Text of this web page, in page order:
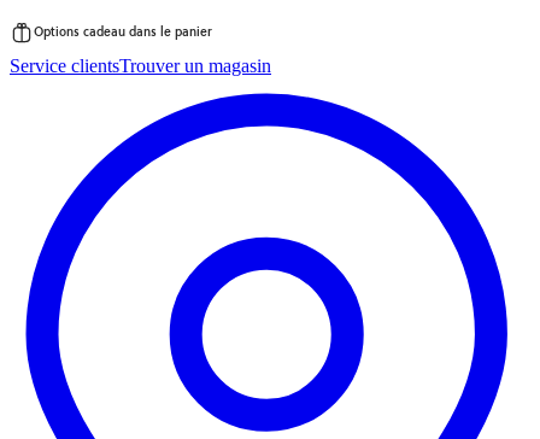
au
Options cadeau dans le panier
Service clientsTrouver un magasin